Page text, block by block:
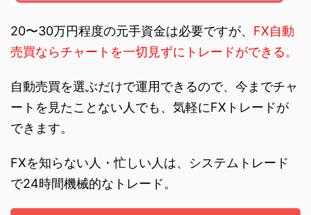
20〜30万円程度の元手資金は必要ですが、 FX自動
売買ならチャートを一切見ずにトレードができる。
自動売買を選ぶだけで運用できるので、今までチャ
ートを見たことない人でも、気軽にFXトレードが
できます。
FXを知らない人・忙しい人は、システムトレード
で24時間機械的なトレード。